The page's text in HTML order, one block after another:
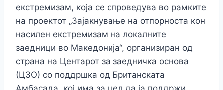
екстремизам, која се спроведува во рамките
на проектот „Зајакнување на отпорноста кон
насилен екстремизам на локалните
зaедници во Македонија“, организиран од
страна на Центарот за заедничка основа
(ЦЗО) со поддршка од Британската